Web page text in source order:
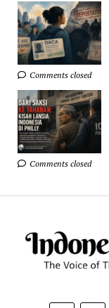
Comments closed
Comments closed